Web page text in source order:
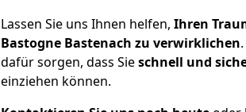
Lassen Sie uns Ihnen helfen, Ihren
Bastogne Bastenach zu verwirklichen
dafür sorgen, dass Sieschnell und
einziehen können.